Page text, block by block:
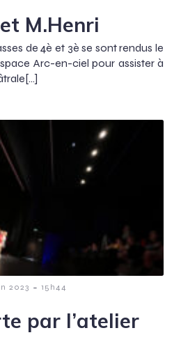
M.Henri
de 4è et 3è se sont rendus le
Arc-en-ciel pour assister à
2023 - 15h44
par l’atelier